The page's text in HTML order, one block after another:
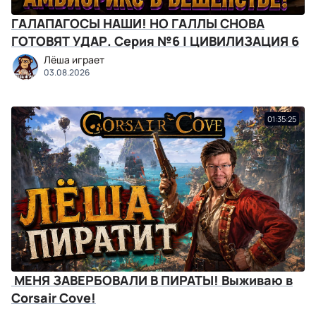
ГАЛАПАГОСЫ НАШИ! НО ГАЛЛЫ СНОВА
ГОТОВЯТ УДАР. Серия №6 | ЦИВИЛИЗАЦИЯ 6
Лёша играет
03.08.2026
01:35:25
‍ МЕНЯ ЗАВЕРБОВАЛИ В ПИРАТЫ! Выживаю в
Corsair Cove!